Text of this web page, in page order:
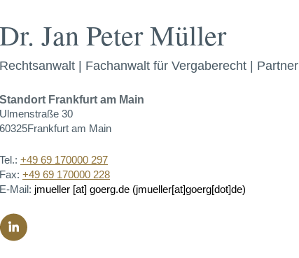
Dr. Jan Peter Müller
Rechtsanwalt | Fachanwalt für Vergaberecht | Partner
Standort Frankfurt am Main
Ulmenstraße 30
60325Frankfurt am Main
Tel.: +49 69 170000 297
Fax: +49 69 170000 228
E-Mail: jmueller [at] goerg.de (jmueller[at]goerg[dot]de)